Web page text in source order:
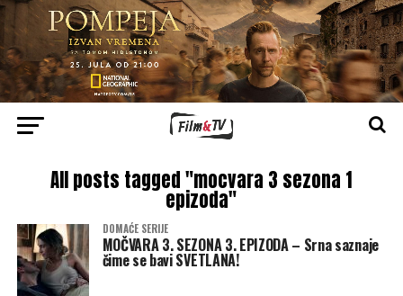
All posts tagged "mocvara 3 sezona 1
epizoda"
DOMAĆE SERIJE
MOČVARA 3. SEZONA 3. EPIZODA – Srna saznaje
čime se bavi SVETLANA!